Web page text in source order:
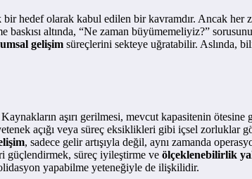
hedef olarak kabul edilen bir kavramdır. Ancak her
baskısı altında, “Ne zaman büyümemeliyiz?”
gelişim süreçlerini sekteye uğratabilir. Aslında,
aşırı gerilmesi, mevcut kapasitenin
açığı veya süreç eksiklikleri gibi içsel zorluklar
, sadece gelir artışıyla değil, aynı zamanda
güçlendirmek, süreç iyileştirme ve ölçeklenebilirlik
yapabilme yeteneğiyle de ilişkilidir.